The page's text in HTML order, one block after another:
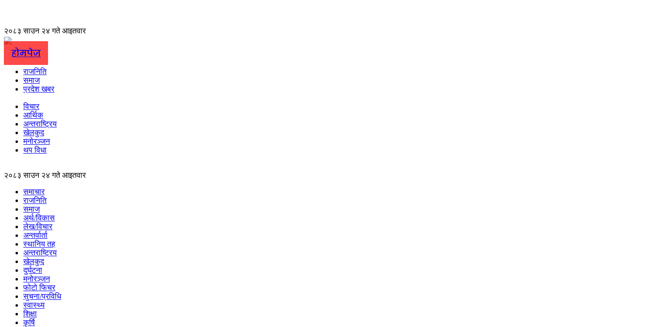
२०८३ साउन २४ गते आइतवार
होमपेज
राजनिति
समाज
प्रदेश खबर
विचार
आर्थिक
अन्तराष्ट्रिय
खेलकुद
मनोरञ्जन
थप विधा
२०८३ साउन २४ गते आइतवार
समाचार
राजनिति
समाज
अर्थ/विकास
लेख/विचार
अन्तर्वार्ता
स्थानिय तह
अन्तराष्ट्रिय
खेलकुद
दुर्घटना
मनोरञ्जन
फोटो फिचर
सुचना/प्रविधि
स्वास्थ्य
शिक्षा
कृर्षि